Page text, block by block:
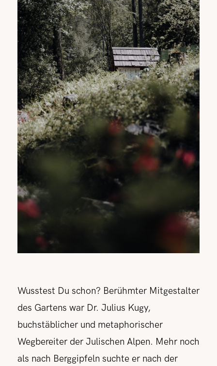
Wusstest Du schon? Berühmter Mitgestalter
des Gartens war Dr. Julius Kugy,
buchstäblicher und metaphorischer
Wegbereiter der Julischen Alpen. Mehr noch
als nach Berggipfeln suchte er nach der